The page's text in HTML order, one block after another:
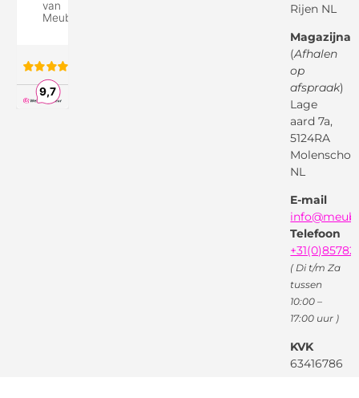
Montageservice
Garantievoorwaarden
Privacybeleid
Rijen NL
(Afhalen
op
afspraak)
Lage
aard 7a,
5124RA
Molenschot
NL
E-mail
Telefoon
( Di t/m Za
tussen
10:00 –
17:00 uur )
KVK
63416786